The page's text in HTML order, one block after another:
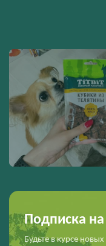
Подписка
Будьте в курсе